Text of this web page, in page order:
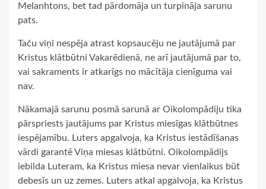
Melanhtons, bet tad pārdomāja un turpināja sarunu
pats.
Taču viņi nespēja atrast kopsaucēju ne jautājumā par
Kristus klātbūtni Vakarēdienā, ne arī jautājumā par to,
vai sakraments ir atkarīgs no mācītāja cienīguma vai
nav.
Nākamajā sarunu posmā sarunā ar Oikolompādiju tika
pārspriests jautājums par Kristus miesīgas klātbūtnes
iespējamību. Luters apgalvoja, ka Kristus iestādīšanas
vārdi garantē Viņa miesas klātbūtni. Oikolompādijs
iebilda Luteram, ka Kristus miesa nevar vienlaikus būt
debesīs un uz zemes. Luters atkal apgalvoja, ka Kristus